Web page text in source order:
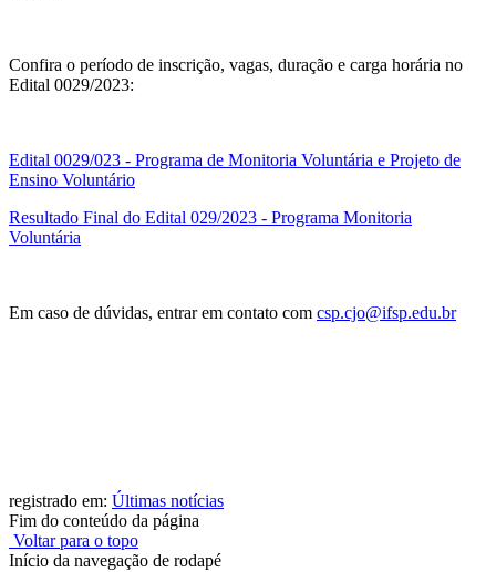
Confira o período de inscrição, vagas, duração e carga horária no
Edital 0029/2023:
Edital 0029/023 - Programa de Monitoria Voluntária e Projeto de
Ensino Voluntário
Resultado Final do Edital 029/2023 - Programa Monitoria
Voluntária
Em caso de dúvidas, entrar em contato com csp.cjo@ifsp.edu.br
registrado em: Últimas notícias
Fim do conteúdo da página
Voltar para o topo
Início da navegação de rodapé